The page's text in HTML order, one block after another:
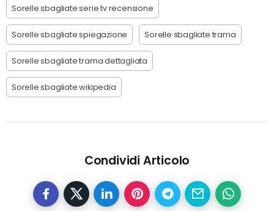
Sorelle sbagliate serie tv recensione
Sorelle sbagliate spiegazione Sorelle sbagliate trama
Sorelle sbagliate trama dettagliata
Sorelle sbagliate wikipedia
Condividi Articolo